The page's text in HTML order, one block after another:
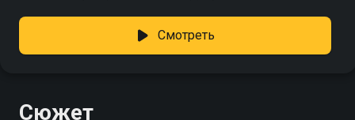
Смотреть
Сюжет